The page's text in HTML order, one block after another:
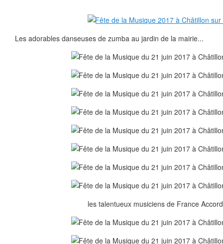
Les adorables danseuses de zumba au jardin de la mairie...
les talentueux musiciens de France